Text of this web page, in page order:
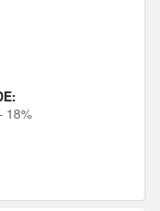
18%